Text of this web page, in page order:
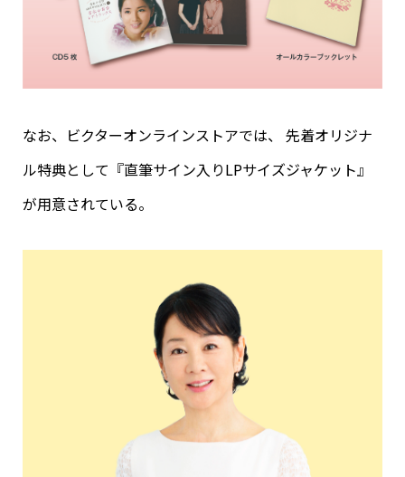
なお、ビクターオンラインストアでは、 先着オリジナ
ル特典として『直筆サイン入りLPサイズジャケット』
が用意されている。